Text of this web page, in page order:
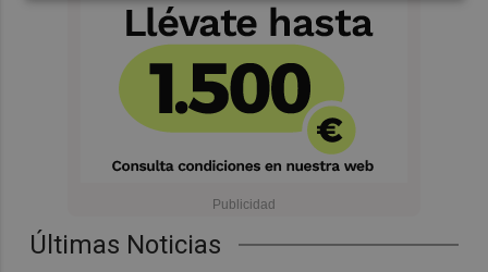
Últimas Noticias